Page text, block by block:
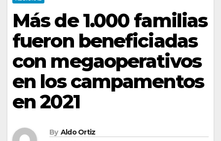
Más de 1.000 familias
fueron beneficiadas
con megaoperativos
en los campamentos
en 2021
By Aldo Ortiz